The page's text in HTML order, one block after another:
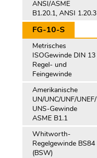
ANSI/ASME
B1.20.1, ANSI 1.20.3
FG-10-S
Metrisches
ISOGewinde DIN 13
Regel- und
Feingewinde
Amerikanische
UN/UNC/UNF/UNEF/
UNS-Gewinde
ASME B1.1
Whitworth-
Regelgewinde BS84
(BSW)